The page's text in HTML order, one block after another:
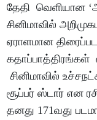
தேதி வெளியான
சினிமாவில்
ஏராளமான
சினிமாவில்
சூப்பர் ஸ்டார் என
தனது 171வது